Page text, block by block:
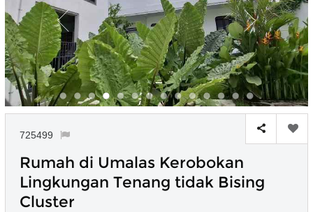
725499
Rumah di Umalas Kerobokan
Lingkungan Tenang tidak Bising
Cluster
Untuk hasil simulasi
pada kotak-
Simpan